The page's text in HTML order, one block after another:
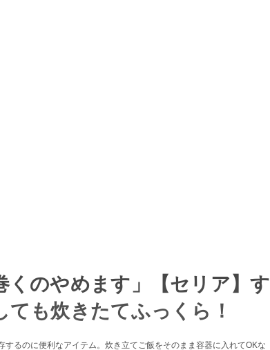
くのやめます」【セリア】す
も炊きたてふっくら！
るのに便利なアイテム。炊き立てご飯をそのまま容器に入れてOKな